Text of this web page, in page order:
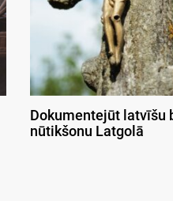
Dokumentejūt latvīšu
nūtikšonu Latgolā